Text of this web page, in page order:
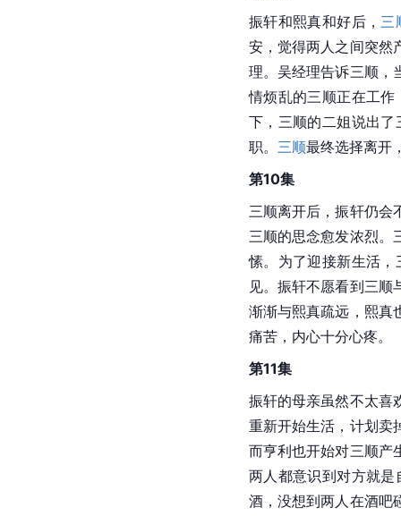
振轩和熙真和好后，三
安，觉得两人之间突然
理。吴经理告诉三顺，
情烦乱的三顺正在工
下，三顺的二姐说出
职。 三顺最终选择离开
第10集
三顺离开后，振轩仍会
三顺的思念愈发浓烈。
愫。为了迎接新生活
见。振轩不愿看到三
渐渐与熙真疏远，熙真
痛苦，内心十分心疼。
第11集
振轩的母亲虽然不太喜
重新开始生活，计划卖
而亨利也开始对三顺产
两人都意识到对方就
酒，没想到两人在酒吧